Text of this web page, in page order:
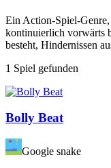
Ein Action-Spiel-
kontinuierlich vorwärts
besteht, Hindernissen
1 Spiel gefunden
Bolly Beat
Google snake